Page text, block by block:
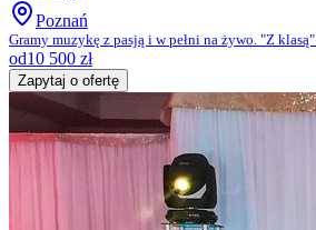
Poznań
Gramy muzykę z pasją i w pełni na żywo. "Z
od10 500 zł
Zapytaj o ofertę